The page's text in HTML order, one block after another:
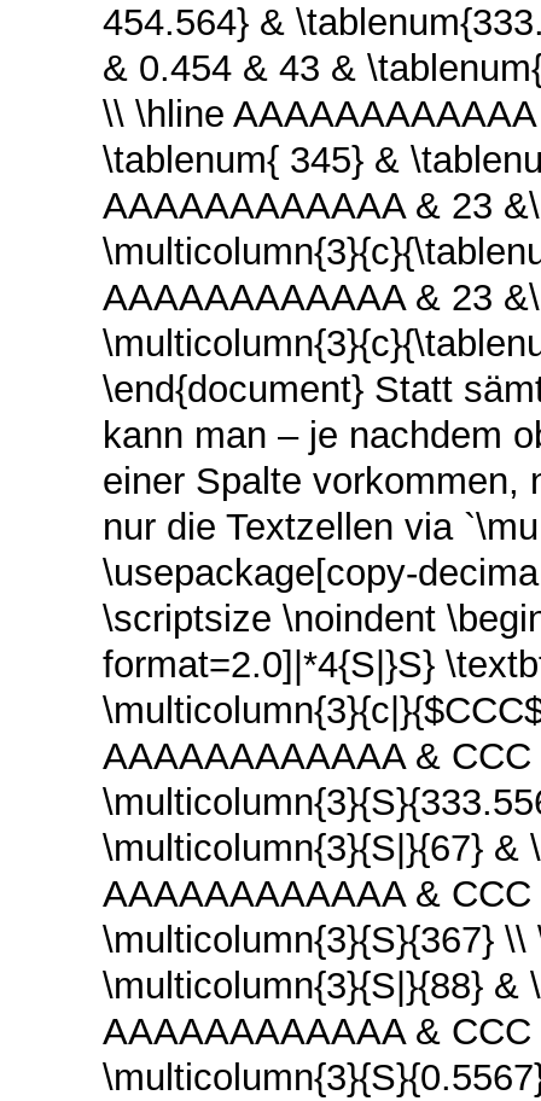
454.564} &
& 0.454 & 43 &
\\ \hline
\tablenum{ 345} &
AAAAAAAAAAAA & 23
AAAAAAAAAAAA & 23
\end{document} Statt
kann man – je nachdem
einer Spalte vorkommen,
nur die Textzellen via
\usepackage[copy-
\scriptsize \noindent
format=2.0]|*4{S|}S}
AAAAAAAAAAAA &
\multicolumn{3}{S|}{67} &
AAAAAAAAAAAA &
\multicolumn{3}{S}{367}
\multicolumn{3}{S|}{88} &
AAAAAAAAAAAA &